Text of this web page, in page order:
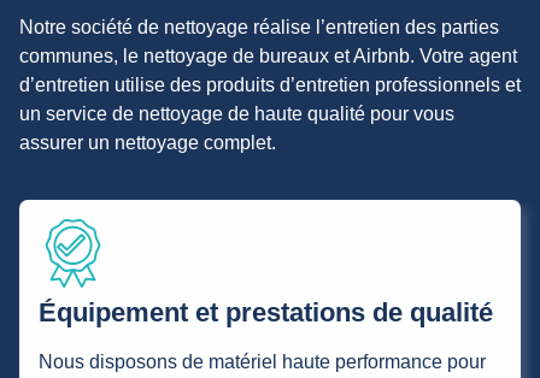
Notre société de nettoyage réalise l’entretien des parties
communes, le nettoyage de bureaux et Airbnb. Votre agent
d’entretien utilise des produits d’entretien professionnels et
un service de nettoyage de haute qualité pour vous
assurer un nettoyage complet.
Équipement et prestations de qualité
Nous disposons de matériel haute performance pour